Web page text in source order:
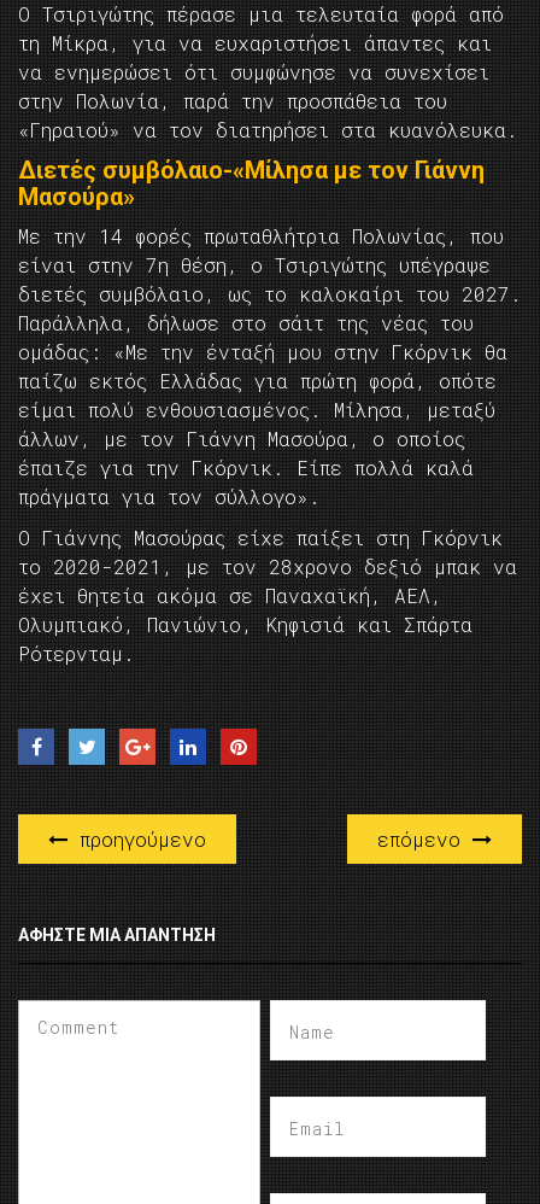
Ο Τσιριγώτης πέρασε μια τελευταία φορά από
τη Μίκρα, για να ευχαριστήσει άπαντες και
να ενημερώσει ότι συμφώνησε να συνεχίσει
στην Πολωνία, παρά την προσπάθεια του
«Γηραιού» να τον διατηρήσει στα κυανόλευκα.
Διετές συμβόλαιο-«Μίλησα με τον Γιάννη
Μασούρα»
Με την 14 φορές πρωταθλήτρια Πολωνίας, που
είναι στην 7η θέση, ο Τσιριγώτης υπέγραψε
διετές συμβόλαιο, ως το καλοκαίρι του 2027.
Παράλληλα, δήλωσε στο σάιτ της νέας του
ομάδας: «Με την ένταξή μου στην Γκόρνικ θα
παίζω εκτός Ελλάδας για πρώτη φορά, οπότε
είμαι πολύ ενθουσιασμένος. Μίλησα, μεταξύ
άλλων, με τον Γιάννη Μασούρα, ο οποίος
έπαιζε για την Γκόρνικ. Είπε πολλά καλά
πράγματα για τον σύλλογο».
Ο Γιάννης Μασούρας είχε παίξει στη Γκόρνικ
το 2020-2021, με τον 28χρονο δεξιό μπακ να
έχει θητεία ακόμα σε Παναχαϊκή, ΑΕΛ,
Ολυμπιακό, Πανιώνιο, Κηφισιά και Σπάρτα
Ρότερνταμ.
προηγούμενο επόμενο
ΑΦΉΣΤΕ ΜΙΑ ΑΠΆΝΤΗΣΗ